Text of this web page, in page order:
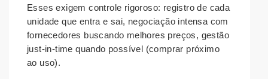
Esses exigem controle rigoroso: registro de cada
unidade que entra e sai, negociação intensa com
fornecedores buscando melhores preços, gestão
just-in-time quando possível (comprar próximo
ao uso).